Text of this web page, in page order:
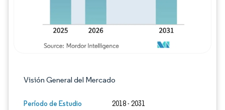
Visión General del Mercado
Período de Estudio 2018 - 2031